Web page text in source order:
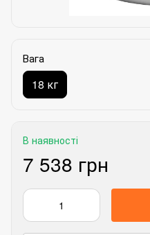
Вага
18 кг
В наявності
7 538 грн